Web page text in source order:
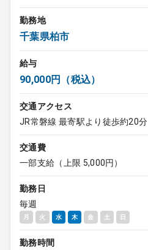
勤務地
千葉県柏市
給与
90,000円（税込）
交通アクセス
JR常磐線 最寄駅より徒歩約20分
交通費
一部支給（上限 5,000円）
勤務日
毎週
月 火 水 木 金 土 日
勤務時間